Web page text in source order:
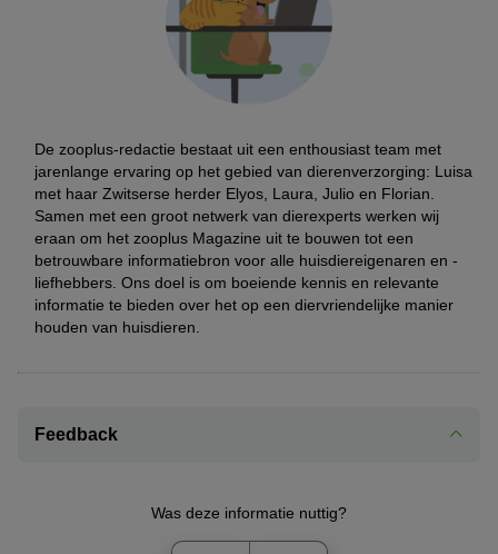
De zooplus-redactie bestaat uit een enthousiast team met
jarenlange ervaring op het gebied van dierenverzorging: Luisa
met haar Zwitserse herder Elyos, Laura, Julio en Florian.
Samen met een groot netwerk van dierexperts werken wij
eraan om het zooplus Magazine uit te bouwen tot een
betrouwbare informatiebron voor alle huisdiereigenaren en -
liefhebbers. Ons doel is om boeiende kennis en relevante
informatie te bieden over het op een diervriendelijke manier
houden van huisdieren.
Feedback
Was deze informatie nuttig?